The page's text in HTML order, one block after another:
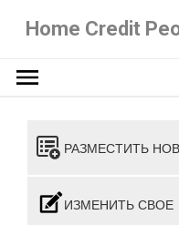
Home Credit
РАЗМЕСТИТЬ
ИЗМЕНИТЬ СВОЕ